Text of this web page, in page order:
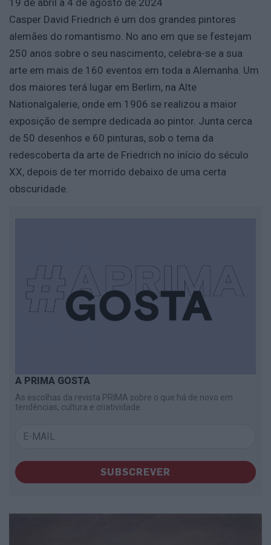
Casper David Friedrich é um dos grandes pintores
alemães do romantismo. No ano em que se festejam
250 anos sobre o seu nascimento, celebra-se a sua
arte em mais de 160 eventos em toda a Alemanha. Um
dos maiores terá lugar em Berlim, na Alte
Nationalgalerie, onde em 1906 se realizou a maior
exposição de sempre dedicada ao pintor. Junta cerca
de 50 desenhos e 60 pinturas, sob o tema da
redescoberta da arte de Friedrich no início do século
XX, depois de ter morrido debaixo de uma certa
obscuridade.
A PRIMA GOSTA
As escolhas da revista PRIMA sobre o que há de novo em
tendências, cultura e criatividade.
SUBSCREVER